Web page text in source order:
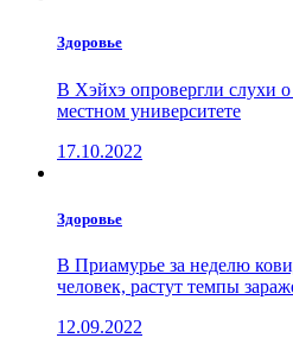
Здоровье
В Хэйхэ опровергли слухи
местном университете
17.10.2022
Здоровье
В Приамурье за неделю
человек, растут темпы
12.09.2022